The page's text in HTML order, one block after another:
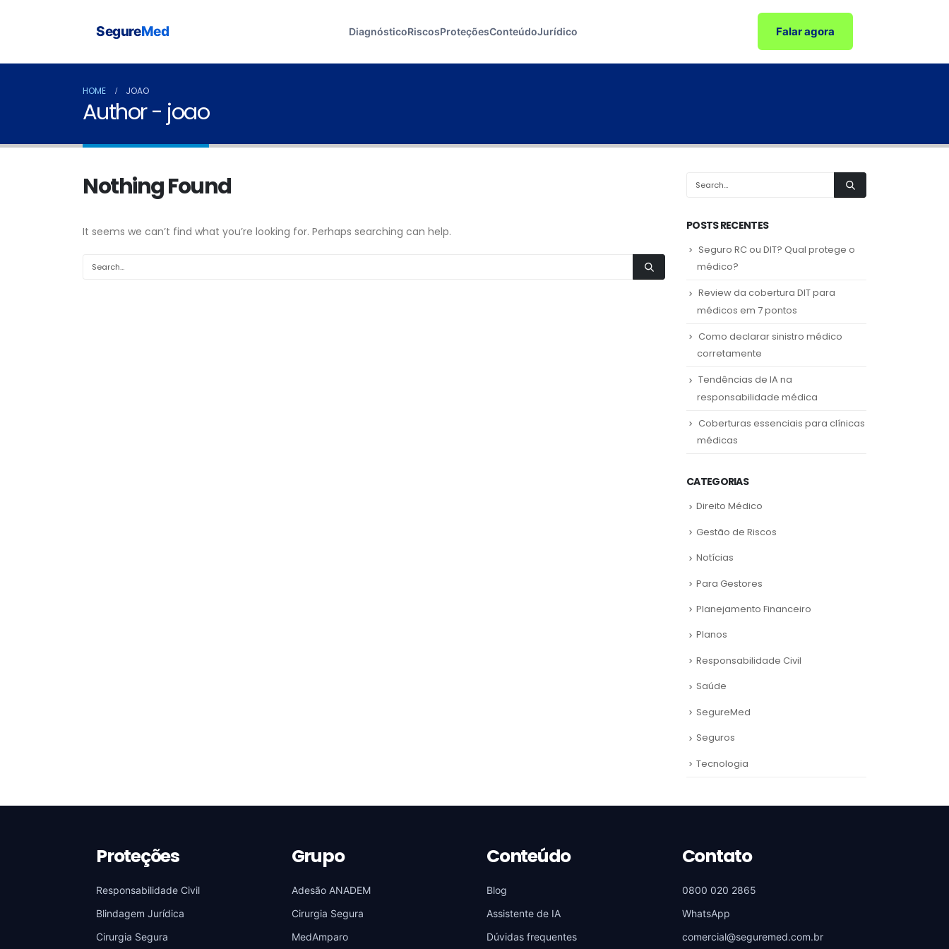
SegureMed DiagnósticoRiscosProteçõesConteúdoJurídico Falar agora
HOME JOAO
Author - joao
Nothing Found
It seems we can’t find what you’re looking for. Perhaps searching can help. POSTS RECENTES
Seguro RC ou DIT? Qual protege o
médico?
Review da cobertura DIT para
médicos em 7 pontos
Como declarar sinistro médico
corretamente
Tendências de IA na
responsabilidade médica
Coberturas essenciais para clínicas
médicas
CATEGORIAS
Direito Médico
Gestão de Riscos
Notícias
Para Gestores
Planejamento Financeiro
Planos
Responsabilidade Civil
Saúde
SegureMed
Seguros
Tecnologia
Proteções
Responsabilidade Civil
Blindagem Jurídica
Cirurgia Segura
Grupo
Adesão ANADEM
Cirurgia Segura
MedAmparo
Conteúdo
Blog
Assistente de IA
Dúvidas frequentes
Contato
0800 020 2865
WhatsApp
comercial@seguremed.com.br